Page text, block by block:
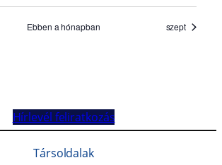
Hírlevél feliratkozás
Társoldalak